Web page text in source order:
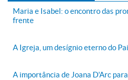
Maria e Isabel: o encontro das
frente
A Igreja, um desígnio eterno do Pai
A importância de Joana D'Arc